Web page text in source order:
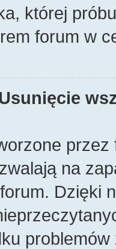
której
forum w
na
Dzięki